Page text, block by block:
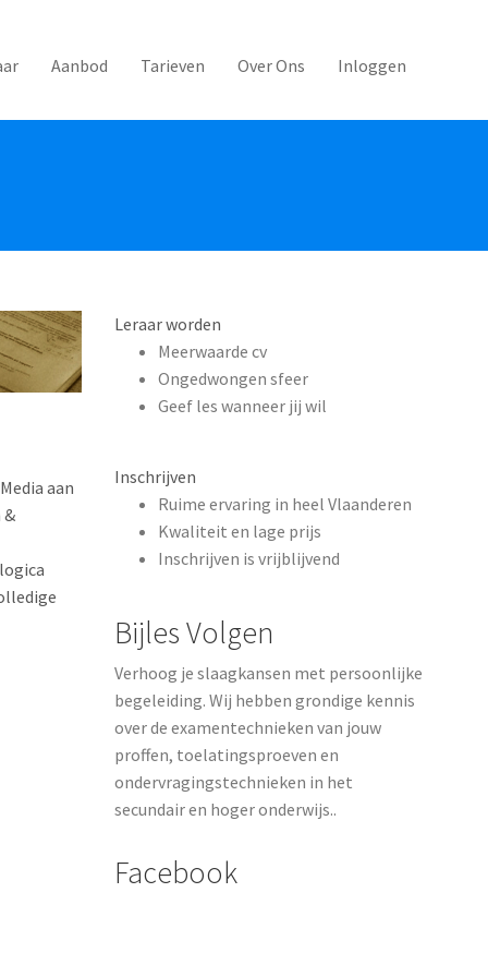
Aanbod Tarieven Over Ons Inloggen
aan
&
Leraar worden
Meerwaarde cv
Ongedwongen sfeer
Geef les wanneer jij wil
Inschrijven
Ruime ervaring in heel Vlaanderen
Kwaliteit en lage prijs
Inschrijven is vrijblijvend
Bijles Volgen
Verhoog je slaagkansen met persoonlijke
begeleiding. Wij hebben grondige kennis
over de examentechnieken van jouw
proffen, toelatingsproeven en
ondervragingstechnieken in het
secundair en hoger onderwijs..
Facebook